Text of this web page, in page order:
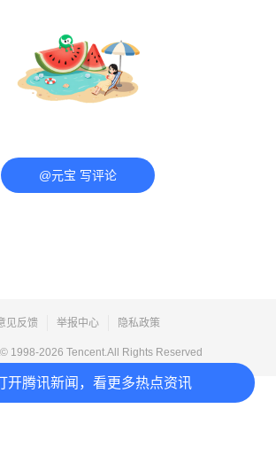
开腾讯新闻，看更多热点资讯
@元宝 写评论
见反馈 举报中心 隐私政策
1998-2026 Tencent.All Rights Reserved